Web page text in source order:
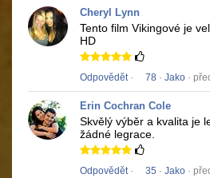
Cheryl Lynn
Tento film Vikingové je
HD
Odpovědět· 78 · Jako ·
Erin Cochran Cole
Skvělý výběr a kvalita je
žádné legrace.
Odpovědět· 35 · Jako ·